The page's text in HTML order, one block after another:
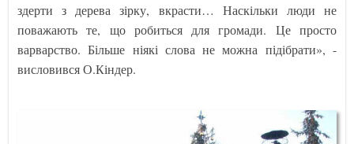
здерти з дерева зірку, вкрасти… Наскільки люди не
поважають те, що робиться для громади. Це просто
варварство. Більше ніякі слова не можна підібрати», -
висловився О.Кіндер.